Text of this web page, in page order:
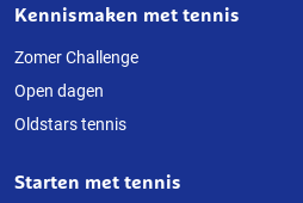
Over
deze
website
Kennismaken met tennis
Zomer Challenge
Open dagen
Oldstars tennis
Starten met tennis